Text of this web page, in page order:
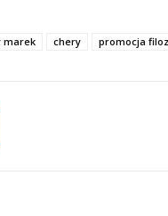
marek chery promocja